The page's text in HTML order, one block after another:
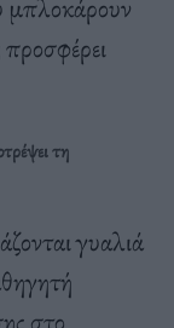
μπλοκάρουν
προσφέρει
τη
γυαλιά